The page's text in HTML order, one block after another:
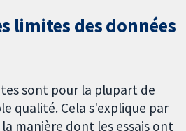
limites des données
sont pour la plupart de
qualité. Cela s'explique par
manière dont les essais ont